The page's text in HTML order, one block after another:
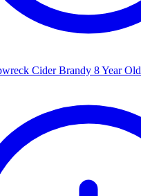
Cider Brandy 8 Year Old